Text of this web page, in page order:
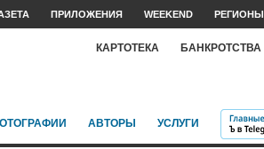
ПРИЛОЖЕНИЯ WEEKEND РЕГИОНЫ
КАРТОТЕКА БАНКРОТСТВА
АВТОРЫ УСЛУГИ